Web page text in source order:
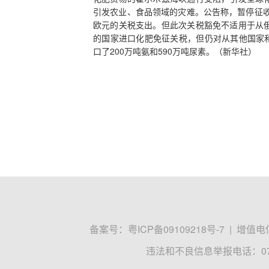
引发农业、食品领域的灾难。公告称，暂停
欧元的关税支出。但此次关税豁免不适用于
的国家进口化肥免征关税，但仍对从其他国
口了200万吨氨和590万吨尿素。（新华社）
备案号： 粤ICP备09109218号-7 | 增值电
违法和不良信息举报电话：